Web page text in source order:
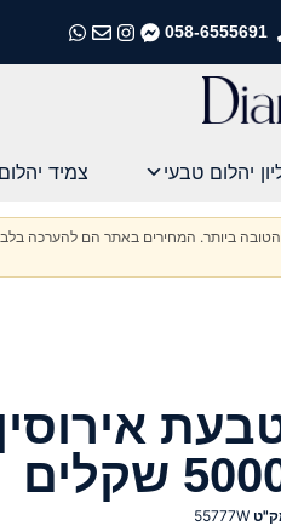
058-6555691
התקשרו אלינו
התקשרו אלינו
התקשרו אלינו
התקשרו
יהלום טבעי צמיד
ביותר. המחירים באתר הם להערכה
שקלים
55777W